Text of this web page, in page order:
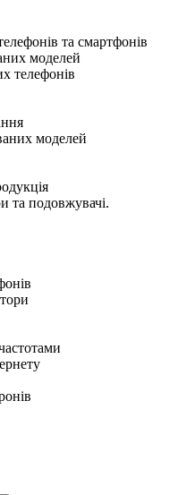
та смартфонів
моделей
телефонів
моделей
та подовжувачі.